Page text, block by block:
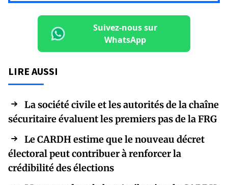
Suivez-nous sur
WhatsApp
LIRE AUSSI
La société civile et les autorités de la chaîne
sécuritaire évaluent les premiers pas de la FRG
Le CARDH estime que le nouveau décret
électoral peut contribuer à renforcer la
crédibilité des élections